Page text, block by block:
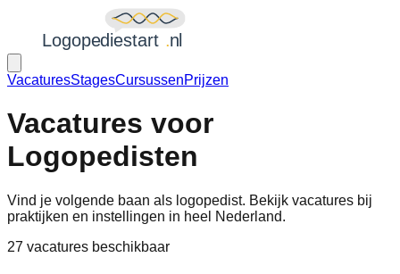
VacaturesStagesCursussenPrijzen
Vacatures voor
Logopedisten
Vind je volgende baan als logopedist. Bekijk vacatures bij
praktijken en instellingen in heel Nederland.
27 vacatures beschikbaar